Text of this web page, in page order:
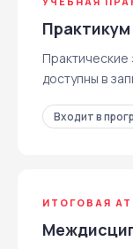
Практические
доступны в
Входит в
ИТОГОВАЯ